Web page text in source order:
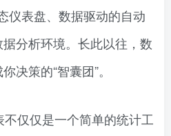
仪表盘、数据驱动的自动
分析环境。长此以往，数
决策的“智囊团”。
仅仅是一个简单的统计工